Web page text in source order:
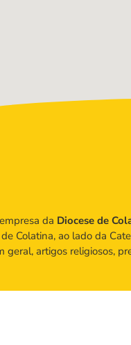
da Diocese de
Colatina, ao lado da
geral, artigos religiosos,